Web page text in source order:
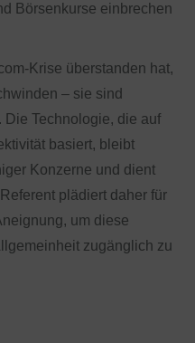
Börsenkurse einbrechen
Krise überstanden hat,
– sie sind
Technologie, die auf
basiert, bleibt
Konzerne und dient
plädiert daher für
um diese
zugänglich zu